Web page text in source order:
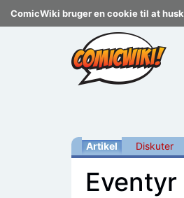
ComicWiki bruger en cookie til at
Artikel Diskuter